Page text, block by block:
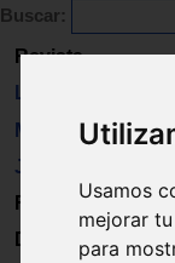
Usamos
mejorar
para
Buscar:
Revista
Libros
Material
Juguetes
Formación
Directorio